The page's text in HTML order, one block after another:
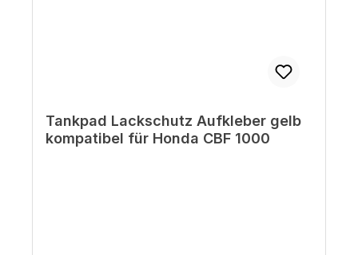
Tankpad Lackschutz Aufkleber gelb
kompatibel für Honda CBF 1000